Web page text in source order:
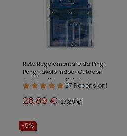
Rete Regolamentare da Ping
Pong Tavolo Indoor Outdoor
Training Gioco Net Tennis
27 Recensioni
26,89 € 27,89 €
-5%